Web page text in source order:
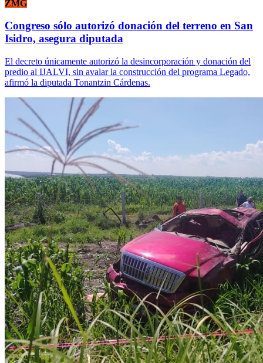
ZMG
Congreso sólo autorizó donación del terreno en San
Isidro, asegura diputada
El decreto únicamente autorizó la desincorporación y donación del
predio al IJALVI, sin avalar la construcción del programa Legado,
afirmó la diputada Tonantzin Cárdenas.